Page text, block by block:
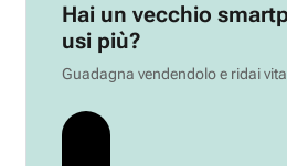
Hai un vecchio
usi più?
Guadagna vendendolo e ridai